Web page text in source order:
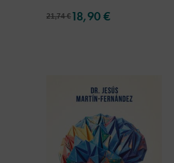
21,74 €18,90 €